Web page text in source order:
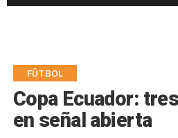
FÚTBOL
Copa Ecuador:
en señal abierta